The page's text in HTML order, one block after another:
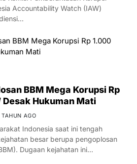
Accountability Watch (IAW)
BBM Mega Korupsi Rp
Desak Hukuman Mati
TAHUN AGO
Indonesia saat ini tengah
besar berupa pengoplosan
Dugaan kejahatan ini…